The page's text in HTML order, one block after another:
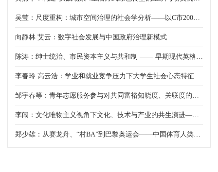
吴莹：尺度重构：城市空间治理的社会学分析——以C市2003—2021年的实践为例
向静林 艾云：数字社会发展与中国政府治理新模式
陈涛：绅士统治、市民资本主义与共和制 —— 早期现代英格兰国家构建的独特道路
李春玲 高云浩：学业和就业竞争压力下大学生社会心态特征——基于2023年“中国大学生追踪调查”数据分析
邹宇春等：青年志愿服务参与对共同富裕知晓度、关联度的影响分析——基于代际差异视角
李闯：文化唯物主义视角下文化、技术与产业的共生演进——以《黑神话:悟空》为案例
郑少雄：从赛龙舟、“村BA”到巴黎奥运会——中国体育人类学的两条脉络